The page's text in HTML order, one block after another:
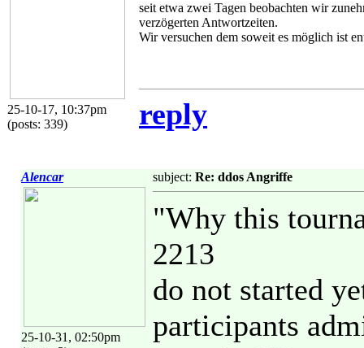
25-10-17, 10:37pm
(posts: 339)
seit etwa zwei Tagen beobachten wir
verzögerten Antwortzeiten.
Wir versuchen dem soweit es möglich ist
reply
Alencar
25-10-31, 02:50pm
subject: Re: ddos Angriffe
"Why this
2213
do not started
participants